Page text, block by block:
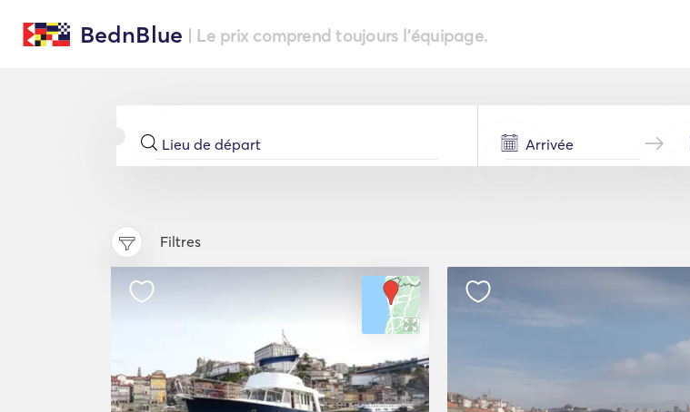
BednBlue | Le prix comprend toujours l'équipage.
Filtres